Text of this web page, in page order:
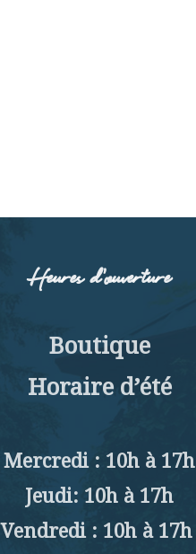
Heures d’ouverture
Boutique
Horaire d’été
Mercredi : 10h à 17h
Jeudi: 10h à 17h
Vendredi : 10h à 17h